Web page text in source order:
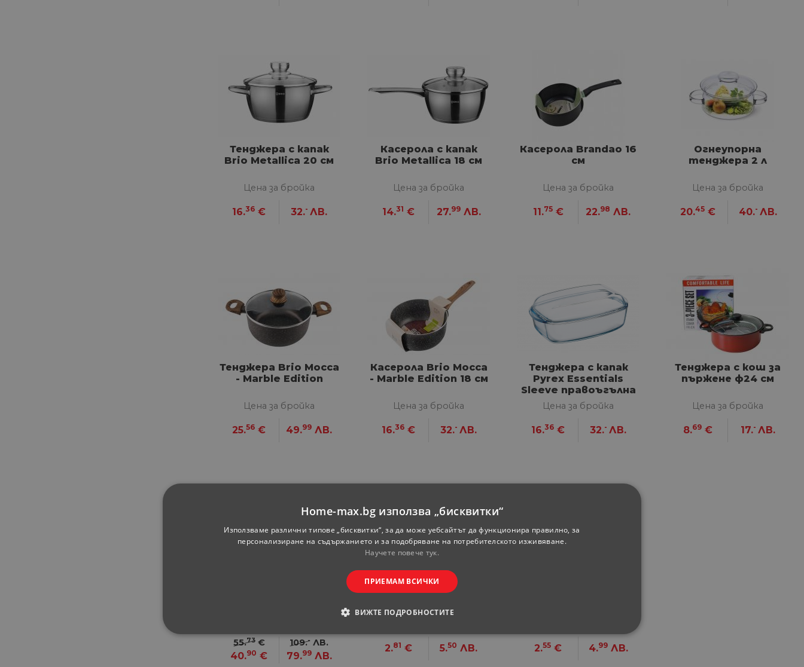
Тенджера с капак
Brio Metallica 20 см
Цена за бройка
16.36 € 32.- ЛВ.
Касерола с капак
Brio Metallica 18 см
Цена за бройка
14.31 € 27.99 ЛВ.
Касерола Brandao 16
см
Цена за бройка
11.75 € 22.98 ЛВ.
Огнеупорна
тенджера 2 л
Цена за бройка
20.45 € 40.- ЛВ.
Тенджера Brio Mocca
- Marble Edition
Цена за бройка
25.56 € 49.99 ЛВ.
Касерола Brio Mocca
- Marble Edition 18 см
Цена за бройка
16.36 € 32.- ЛВ.
Тенджера с капак
Pyrex Essentials
Sleeve правоъгълна
4.5 л
Цена за бройка
16.36 € 32.- ЛВ.
Тенджера с кош за
пържене ф24 см
Цена за бройка
8.69 € 17.- ЛВ.
отстъпка
55.73 €
40.90 €
109.- ЛВ.
79.99 ЛВ.
Кошница за пара 16
см
2.81 € 5.50 ЛВ. 2.55 € 4.99 ЛВ.
Home-max.bg използва „бисквитки“
Използваме различни типове „бисквитки“, за да може уебсайтът да функционира правилно, за
персонализиране на съдържанието и за подобряване на потребителското изживяване.
Научете повече тук.
ПРИЕМАМ ВСИЧКИ
ВИЖТЕ ПОДРОБНОСТИТЕ
СТРОГО НЕОБХОДИМИ